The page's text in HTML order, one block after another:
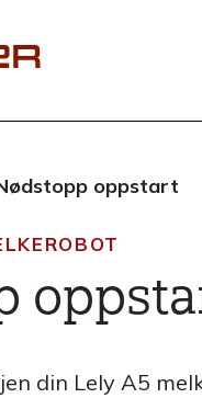
oppstart
din Lely A5